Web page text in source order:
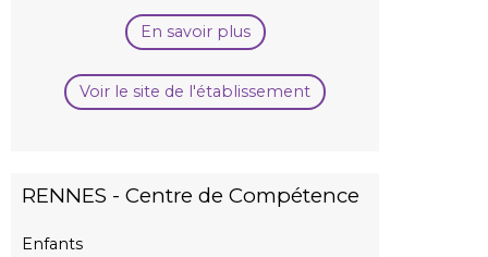
En savoir plus
Voir le site de l'établissement
RENNES - Centre de Compétence
Enfants